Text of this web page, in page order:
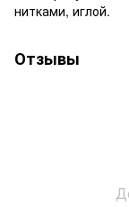
нитками, иглой.
Отзывы